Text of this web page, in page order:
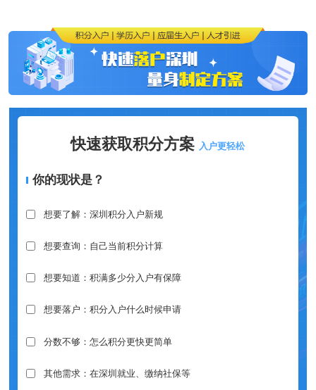
快速获取积分方案 入户更轻松
你的现状是？
想要了解：深圳积分入户新规
想要查询：自己当前积分计算
想要知道：积满多少分入户有保障
想要落户：积分入户什么时候申请
分数不够：怎么积分更快更简单
其他需求：在深圳就业、缴纳社保等